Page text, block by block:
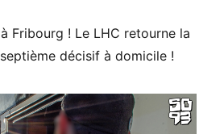
Fribourg ! Le LHC retourne la
décisif à domicile !